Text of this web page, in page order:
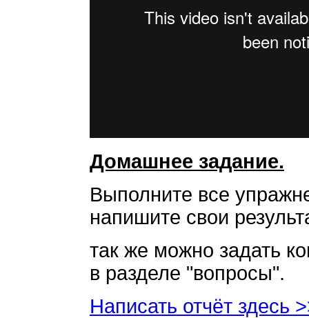
Домашнее задание.
Выполните все
напишите свои
так же можно задать
в разделе "вопросы".
Написать отчёт здесь